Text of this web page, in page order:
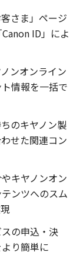
さま」ページ
ID」によ
ンオンライン
情報を一括で
のキヤノン製
せた関連コン
キヤノンオン
ンツへのスム
の申込・決
り簡単に